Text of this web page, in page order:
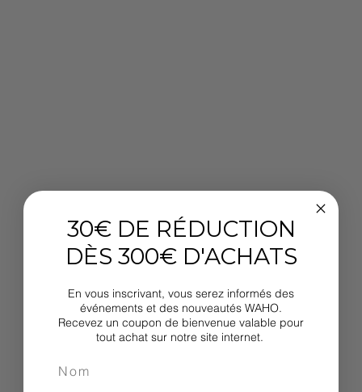
30€ DE RÉDUCTION
DÈS 300€ D'ACHATS
En vous inscrivant, vous serez informés des
événements et des nouveautés WAHO.
Recevez un coupon de bienvenue valable pour
tout achat sur notre site internet.